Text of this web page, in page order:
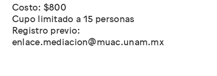
Costo: $800
Cupo limitado a 15 personas
Registro previo:
enlace.mediacion@muac.unam.mx